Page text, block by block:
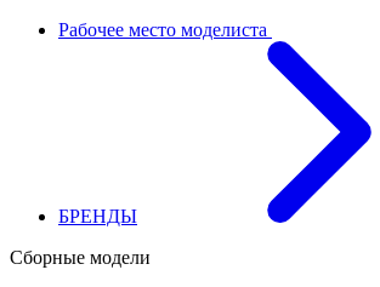
Рабочее место моделиста
БРЕНДЫ
Сборные модели